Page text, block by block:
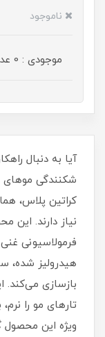
ناموجود
موجودی : 0 عدد
آیا به دنبال
شکنندگی
کراتین پلاس،
نیاز دارند.
فرمولاسیونی
هیدرولیز شده،
بازسازی می‌کند.
تارهای مو را
ویژه این محصول